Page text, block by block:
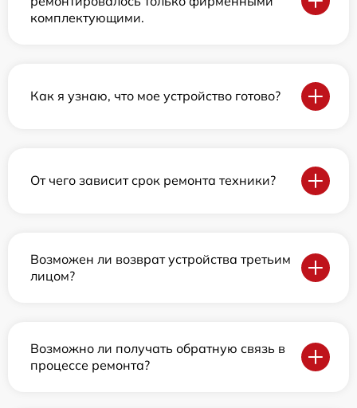
комплектующими.
Как я узнаю, что мое устройство готово?
От чего зависит срок ремонта техники?
Возможен ли возврат устройства третьим
лицом?
Возможно ли получать обратную связь в
процессе ремонта?